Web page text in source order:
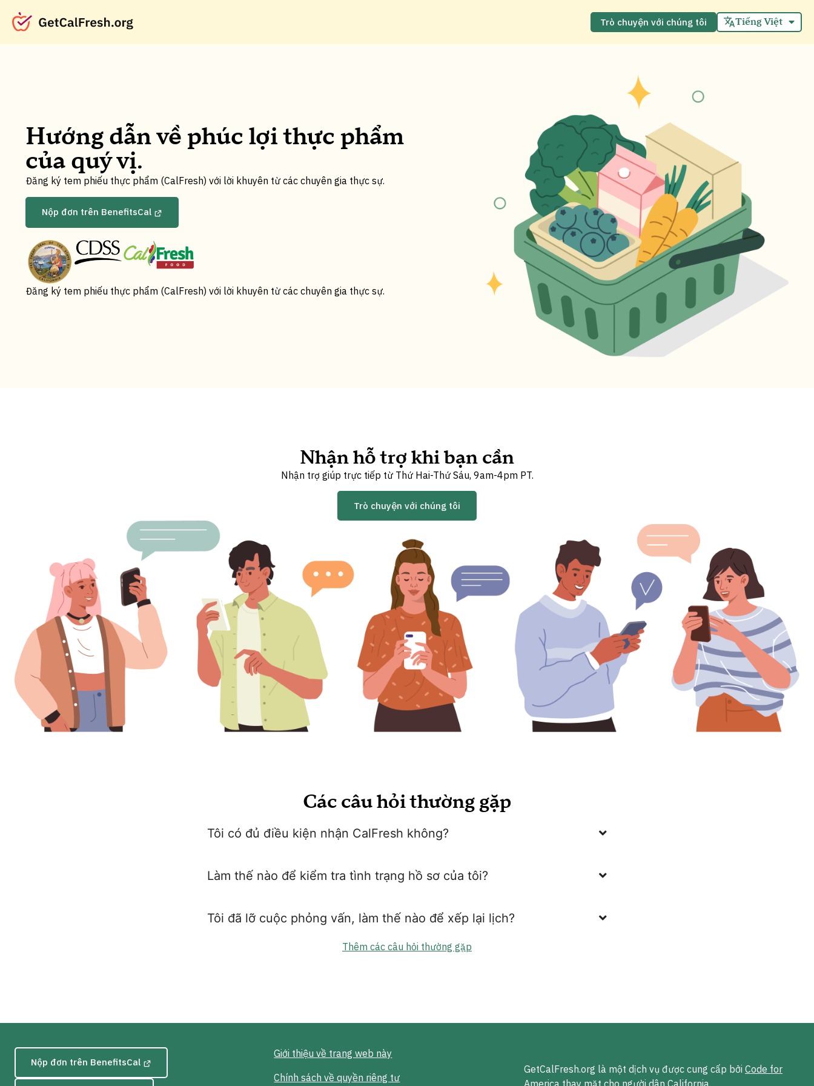
Trò chuyện với chúng tôi Tiếng Việt
Español
中文 (中国)
Hướng dẫn về phúc lợi thực phẩm
của quý vị.
Đăng ký tem phiếu thực phẩm (CalFresh) với lời khuyên từ các chuyên gia thực sự.
Nộp đơn trên BenefitsCal
Đăng ký tem phiếu thực phẩm (CalFresh) với lời khuyên từ các chuyên gia thực sự.
Nhận hỗ trợ khi bạn cần
Nhận trợ giúp trực tiếp từ Thứ Hai-Thứ Sáu, 9am-4pm PT.
Trò chuyện với chúng tôi
Các câu hỏi thường gặp
Tôi có đủ điều kiện nhận CalFresh không?
Làm thế nào để kiểm tra tình trạng hồ sơ của tôi?
Tôi đã lỡ cuộc phỏng vấn, làm thế nào để xếp lại lịch?
Thêm các câu hỏi thường gặp
Nộp đơn trên BenefitsCal
Giới thiệu về trang web này
Chính sách về quyền riêng tư
GetCalFresh.org là một dịch vụ được cung cấp bởi Code for
America thay mặt cho người dân California.